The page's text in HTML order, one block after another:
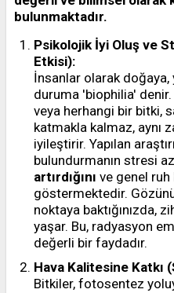
bulunmaktadır.
Psikolojik İyi Oluş ve
Etkisi):
İnsanlar olarak doğaya,
duruma 'biophilia'
veya herhangi bir bitki,
katmakla kalmaz, aynı
iyileştirir. Yapılan
bulundurmanın stresi
artırdığını ve genel
göstermektedir.
noktaya baktığınızda,
yaşar. Bu, radyasyon
değerli bir faydadır.
Hava Kalitesine Katkı
Bitkiler, fotosentez